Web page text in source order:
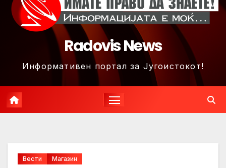
Radovis News
Информативен портал за Југоистокот!
Вести Магазин